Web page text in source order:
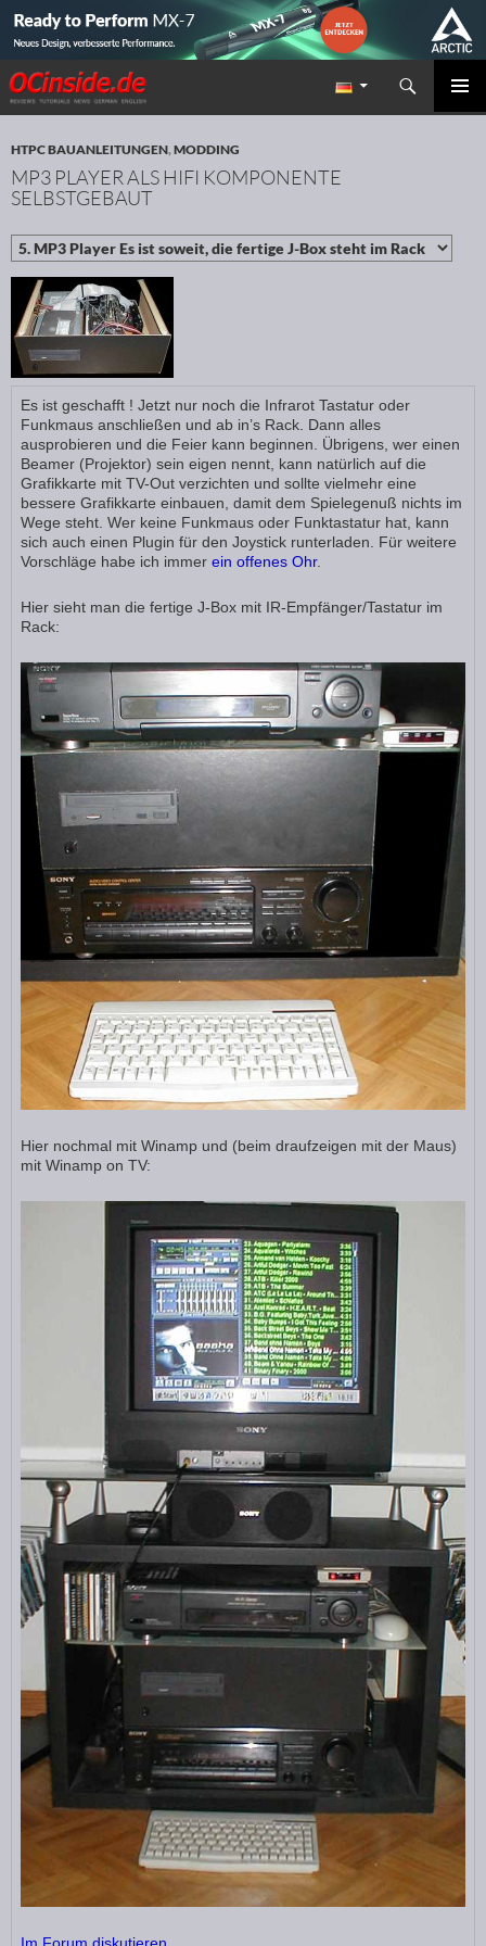
Redaktion ocinside.de PC Hardware Portal
Suchen
ZUM INHALT SPRINGEN
HTPC BAUANLEITUNGEN,MODDING
MP3 PLAYER ALS HIFI KOMPONENTE
SELBSTGEBAUT
Es ist geschafft ! Jetzt nur noch die Infrarot Tastatur oder
Funkmaus anschließen und ab in’s Rack. Dann alles
ausprobieren und die Feier kann beginnen. Übrigens, wer einen
Beamer (Projektor) sein eigen nennt, kann natürlich auf die
Grafikkarte mit TV-Out verzichten und sollte vielmehr eine
bessere Grafikkarte einbauen, damit dem Spielegenuß nichts im
Wege steht. Wer keine Funkmaus oder Funktastatur hat, kann
sich auch einen Plugin für den Joystick runterladen. Für weitere
Vorschläge habe ich immer ein offenes Ohr.
Hier sieht man die fertige J-Box mit IR-Empfänger/Tastatur im
Rack:
Hier nochmal mit Winamp und (beim draufzeigen mit der Maus)
mit Winamp on TV: